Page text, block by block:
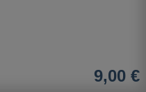
9,00 €